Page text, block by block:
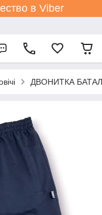
в Viber
ДВОНИТКА БАТАЛИ